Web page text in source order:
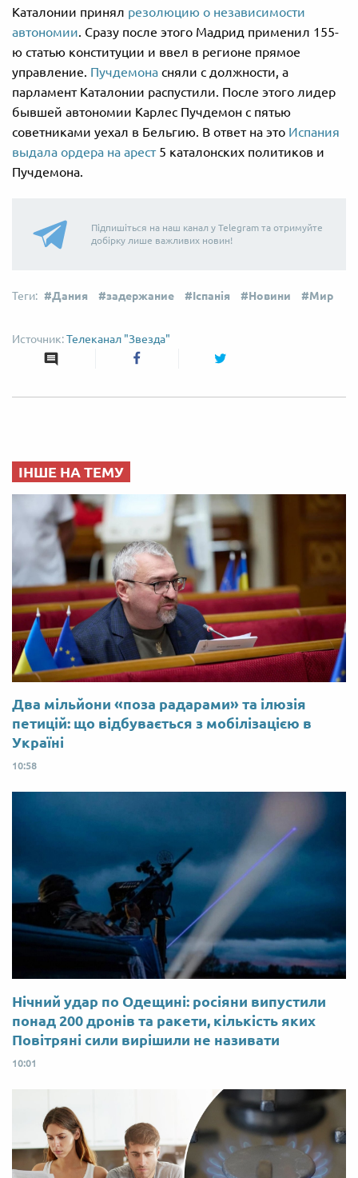
Каталонии принял резолюцию о независимости
автономии. Сразу после этого Мадрид применил 155-
ю статью конституции и ввел в регионе прямое
управление. Пучдемона сняли с должности, а
парламент Каталонии распустили. После этого лидер
бывшей автономии Карлес Пучдемон с пятью
советниками уехал в Бельгию. В ответ на это Испания
выдала ордера на арест5 каталонских политиков и
Пучдемона.
Підпишіться на наш канал у Telegram та отримуйте
добірку лише важливих новин!
Дания задержание Іспанія Новини Мир
Телеканал "Звезда"
ІНШЕ НА ТЕМУ
Два мільйони «поза радарами» та ілюзія
петицій: що відбувається з мобілізацією в
Україні
10:58
Нічний удар по Одещині: росіяни випустили
понад 200 дронів та ракети, кількість яких
Повітряні сили вирішили не називати
10:01